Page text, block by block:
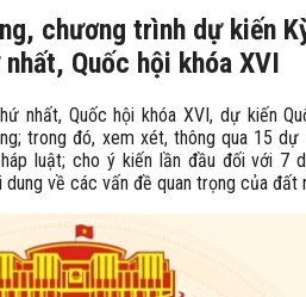
chương trình dự kiến
Quốc hội khóa XVI
nhất, Quốc hội khóa XVI, dự kiến
trong đó, xem xét, thông qua 15 dự
luật; cho ý kiến lần đầu đối với 7
về các vấn đề quan trọng của đất